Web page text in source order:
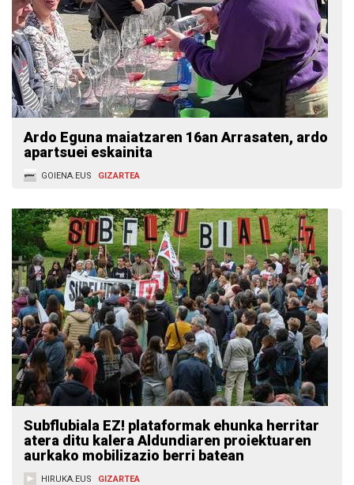
Ardo Eguna maiatzaren 16an Arrasaten, ardo
apartsuei eskainita
GOIENA.EUS GIZARTEA
Subflubiala EZ! plataformak ehunka herritar
atera ditu kalera Aldundiaren proiektuaren
aurkako mobilizazio berri batean
HIRUKA.EUS GIZARTEA